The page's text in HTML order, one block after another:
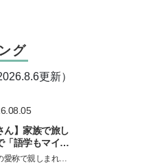
グ
更新）
ん】家族で旅し
「語学もマイン
の成長はすごか
愛称で親しまれる